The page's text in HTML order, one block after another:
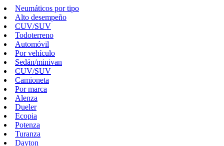
Neumáticos por tipo
Alto desempeño
CUV/SUV
Todoterreno
Automóvil
Por vehículo
Sedán/minivan
CUV/SUV
Camioneta
Por marca
Alenza
Dueler
Ecopia
Potenza
Turanza
Dayton